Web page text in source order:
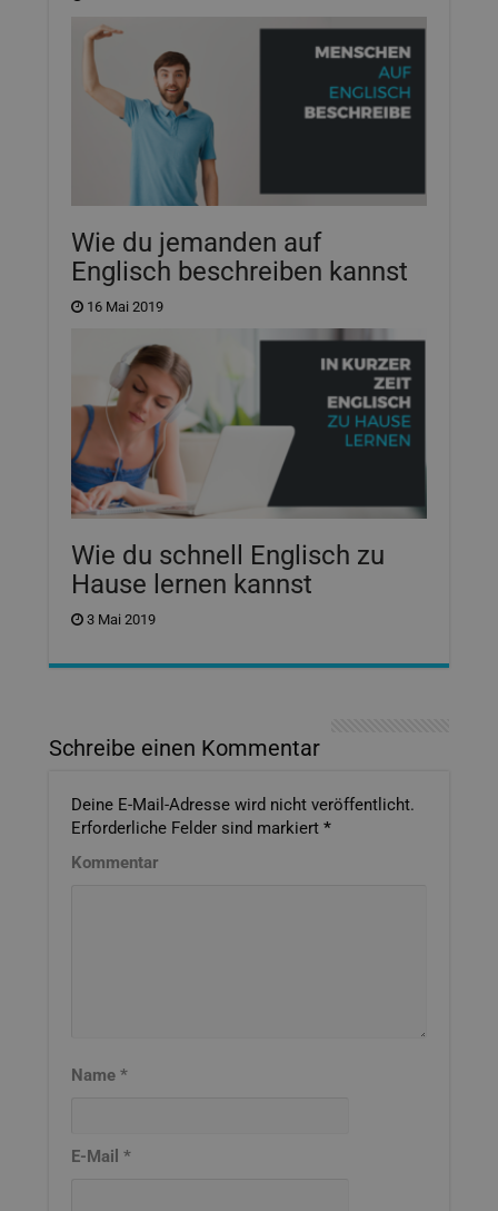
Wie du jemanden auf
Englisch beschreiben kannst
16 Mai 2019
Wie du schnell Englisch zu
Hause lernen kannst
3 Mai 2019
Schreibe einen Kommentar
Deine E-Mail-Adresse wird nicht veröffentlicht.
Erforderliche Felder sind markiert *
Kommentar
Name *
E-Mail *